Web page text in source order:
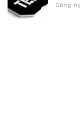
Công